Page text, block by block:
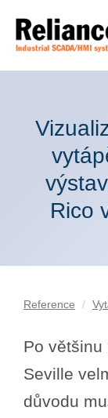
Rico
Reference
Po většinu
Seville
důvodu